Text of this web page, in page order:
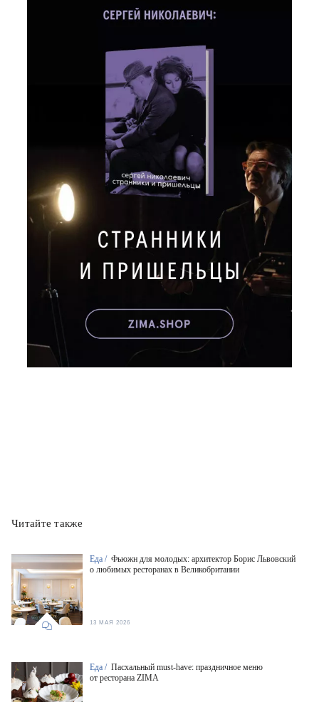
Читайте также
Еда / Фьюжн для молодых: архитектор Борис Львовский
о любимых ресторанах в Великобритании
13 МАЯ 2026
Еда / Пасхальный must-have: праздничное меню
от ресторана ZIMA